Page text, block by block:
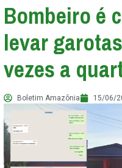
Bombeiro é
levar
vezes a
Boletim Amazônia 15/06/